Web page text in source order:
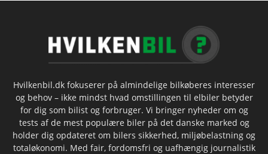
Hvilkenbil.dk fokuserer på almindelige bilkøberes interesser
og behov – ikke mindst hvad omstillingen til elbiler betyder
for dig som bilist og forbruger. Vi bringer nyheder om og
tests af de mest populære biler på det danske marked og
holder dig opdateret om bilers sikkerhed, miljøbelastning og
totaløkonomi. Med fair, fordomsfri og uafhængig journalistik